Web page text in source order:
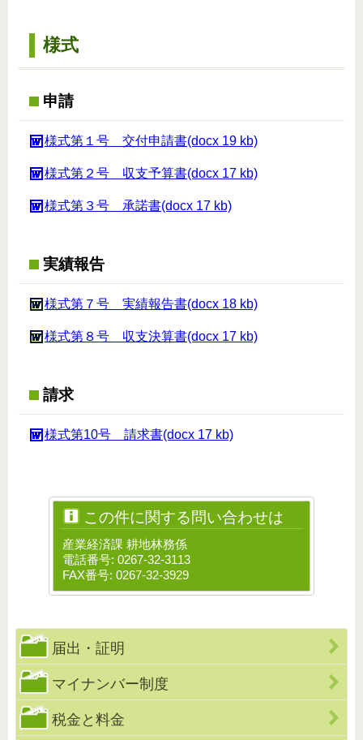
様式
申請
様式第１号 交付申請書(docx 19 kb)
様式第２号 収支予算書(docx 17 kb)
様式第３号 承諾書(docx 17 kb)
実績報告
様式第７号 実績報告書(docx 18 kb)
様式第８号 収支決算書(docx 17 kb)
請求
様式第10号 請求書(docx 17 kb)
この件に関する問い合わせは
産業経済課 耕地林務係
電話番号: 0267-32-3113
FAX番号: 0267-32-3929
届出・証明
マイナンバー制度
税金と料金